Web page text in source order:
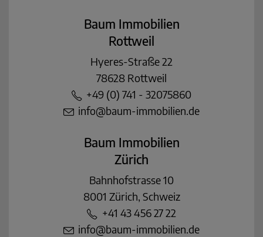
Baum Immobilien
Rottweil
Hyeres-Straße 22
78628 Rottweil
+49 (0) 741 - 32075860
info@baum-immobilien.de
Baum Immobilien
Zürich
Bahnhofstrasse 10
8001 Zürich, Schweiz
+41 43 456 27 22
info@baum-immobilien.de